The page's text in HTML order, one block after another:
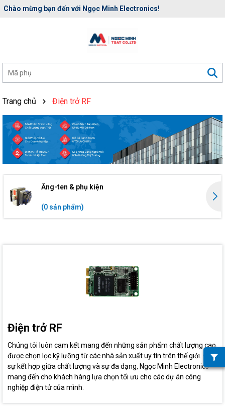
Chào mừng bạn đến với Ngọc Minh Electronics!
Trang chủ Điện trở RF
Ăng-ten & phụ kiện
(0 sản phẩm)
Điện trở RF
Chúng tôi luôn cam kết mang đến những sản phẩm chất lượng cao,
được chọn lọc kỹ lưỡng từ các nhà sản xuất uy tín trên thế giới. Qua
sự kết hợp giữa chất lượng và sự đa dạng, Ngọc Minh Electronics
mang đến cho khách hàng lựa chọn tối ưu cho các dự án công
nghiệp điện tử của mình.